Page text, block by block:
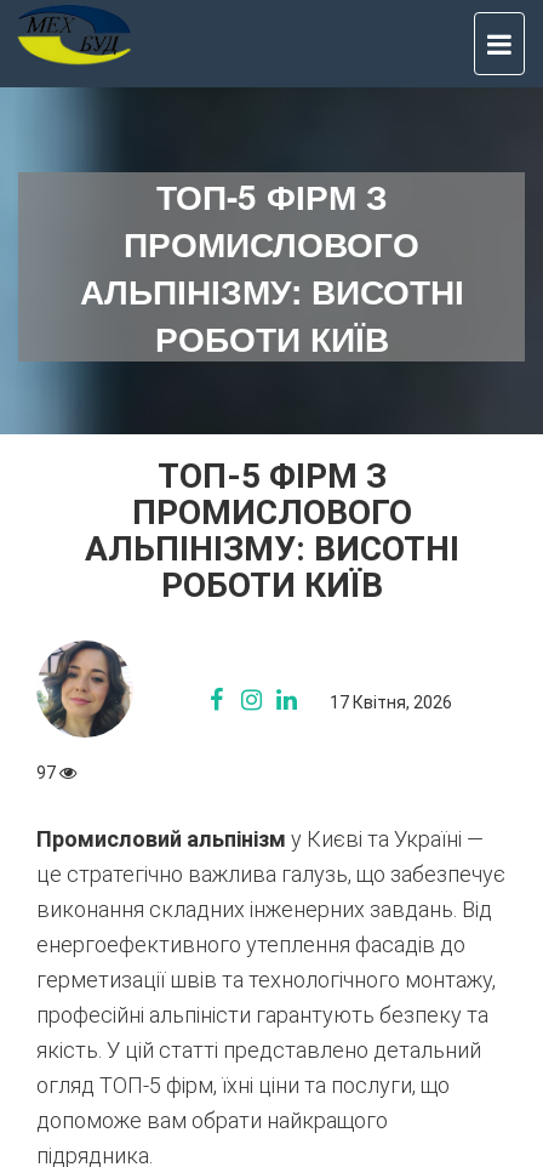
ТОП-5 ФІРМ З
ПРОМИСЛОВОГО
АЛЬПІНІЗМУ: ВИСОТНІ
РОБОТИ КИЇВ
ТОП-5 ФІРМ З
ПРОМИСЛОВОГО
АЛЬПІНІЗМУ: ВИСОТНІ
РОБОТИ КИЇВ
17 Квітня, 2026
97
Промисловий альпінізм у Києві та Україні —
це стратегічно важлива галузь, що забезпечує
виконання складних інженерних завдань. Від
енергоефективного утеплення фасадів до
герметизації швів та технологічного монтажу,
професійні альпіністи гарантують безпеку та
якість. У цій статті представлено детальний
огляд ТОП-5 фірм, їхні ціни та послуги, що
допоможе вам обрати найкращого
підрядника.